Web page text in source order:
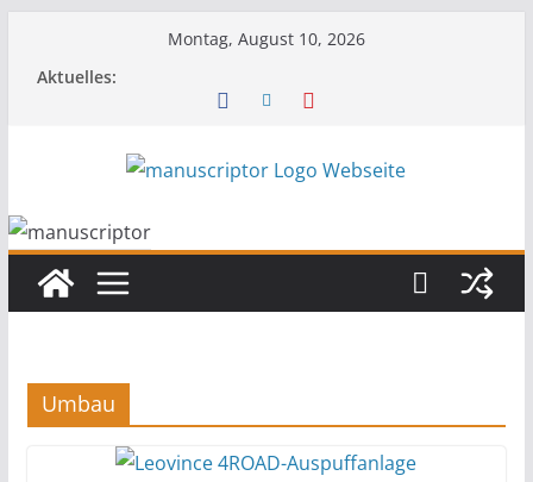
Montag, August 10, 2026
Aktuelles:
Umbau